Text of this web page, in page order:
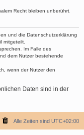
Recht bleiben unberührt.
und die Datenschutzerklärung
mitgeteilt.
Im Falle des
dem Nutzer bestehende
wenn der Nutzer den
Daten sind in der
Alle Zeiten sind UTC+02:00